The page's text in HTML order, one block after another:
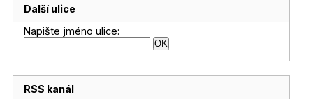
Další ulice
Napište jméno ulice:
RSS kanál